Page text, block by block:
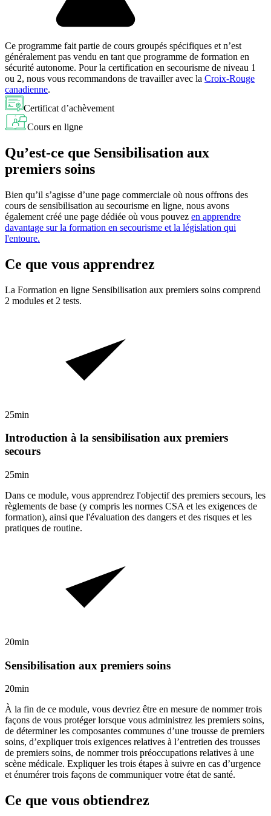
Ce programme fait partie de cours groupés spécifiques et n’est
généralement pas vendu en tant que programme de formation en
sécurité autonome. Pour la certification en secourisme de niveau 1
ou 2, nous vous recommandons de travailler avec la Croix-Rouge
canadienne.
Certificat d’achèvement
Cours en ligne
Qu’est-ce que Sensibilisation aux
premiers soins
Bien qu’il s’agisse d’une page commerciale où nous offrons des
cours de sensibilisation au secourisme en ligne, nous avons
également créé une page dédiée où vous pouvez en apprendre
davantage sur la formation en secourisme et la législation qui
l'entoure.
Ce que vous apprendrez
La Formation en ligne Sensibilisation aux premiers soins comprend
2 modules et 2 tests.
25min
Introduction à la sensibilisation aux premiers
secours
25min
Dans ce module, vous apprendrez l'objectif des premiers secours, les
règlements de base (y compris les normes CSA et les exigences de
formation), ainsi que l'évaluation des dangers et des risques et les
pratiques de routine.
20min
Sensibilisation aux premiers soins
20min
À la fin de ce module, vous devriez être en mesure de nommer trois
façons de vous protéger lorsque vous administrez les premiers soins,
de déterminer les composantes communes d’une trousse de premiers
soins, d’expliquer trois exigences relatives à l’entretien des trousses
de premiers soins, de nommer trois préoccupations relatives à une
scène médicale. Expliquer les trois étapes à suivre en cas d’urgence
et énumérer trois façons de communiquer votre état de santé.
Ce que vous obtiendrez